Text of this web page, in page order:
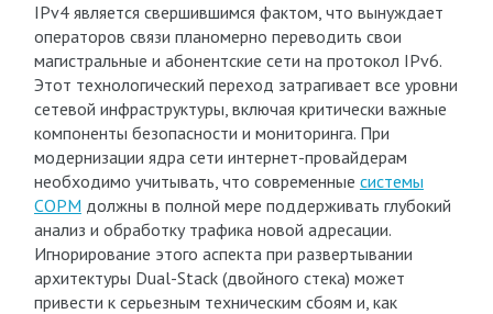
IPv4 является свершившимся фактом, что вынуждает
операторов связи планомерно переводить свои
магистральные и абонентские сети на протокол IPv6.
Этот технологический переход затрагивает все уровни
сетевой инфраструктуры, включая критически важные
компоненты безопасности и мониторинга. При
модернизации ядра сети интернет-провайдерам
необходимо учитывать, что современные системы
СОРМ должны в полной мере поддерживать глубокий
анализ и обработку трафика новой адресации.
Игнорирование этого аспекта при развертывании
архитектуры Dual-Stack (двойного стека) может
привести к серьезным техническим сбоям и, как